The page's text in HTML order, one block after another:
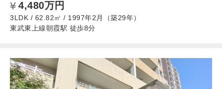
4,480万円
3LDK / 62.82㎡ / 1997年2月（築29年）
東武東上線朝霞駅 徒歩8分